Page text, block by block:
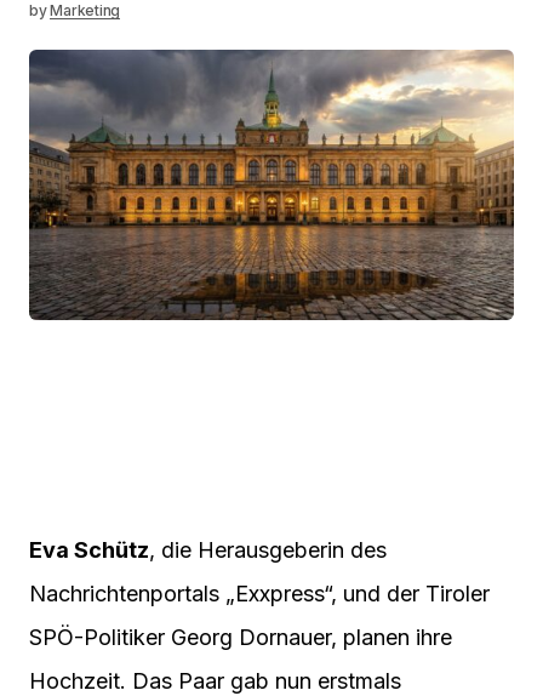
byMarketing
Eva Schütz, die Herausgeberin des
Nachrichtenportals „Exxpress“, und der Tiroler
SPÖ-Politiker Georg Dornauer, planen ihre
Hochzeit. Das Paar gab nun erstmals